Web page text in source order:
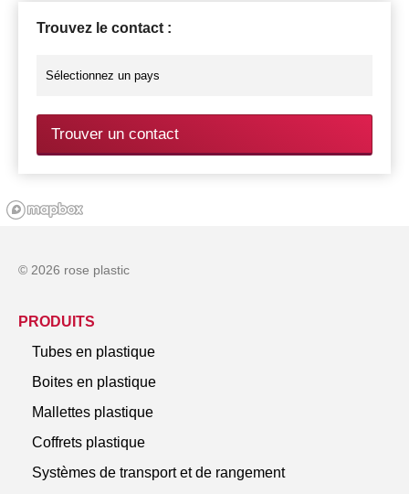
Trouvez le contact :
Trouver un contact
© 2026 rose plastic
PRODUITS
Tubes en plastique
Boites en plastique
Mallettes plastique
Coffrets plastique
Systèmes de transport et de rangement